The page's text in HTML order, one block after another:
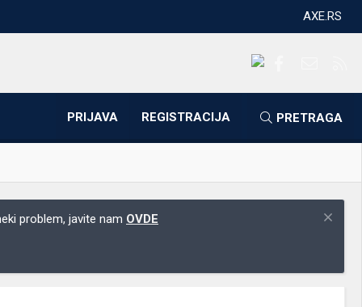
AXE.RS
PRIJAVA REGISTRACIJA PRETRAGA
problem, javite nam OVDE